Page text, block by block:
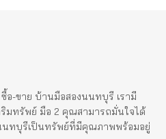
-ขาย บ้านมือสองนนทบุรี เรามี
มทรัพย์ มือ 2 คุณสามารถมั่นใจได้
ทบุรีเป็นทรัพย์ที่มีคุณภาพพร้อมอยู่